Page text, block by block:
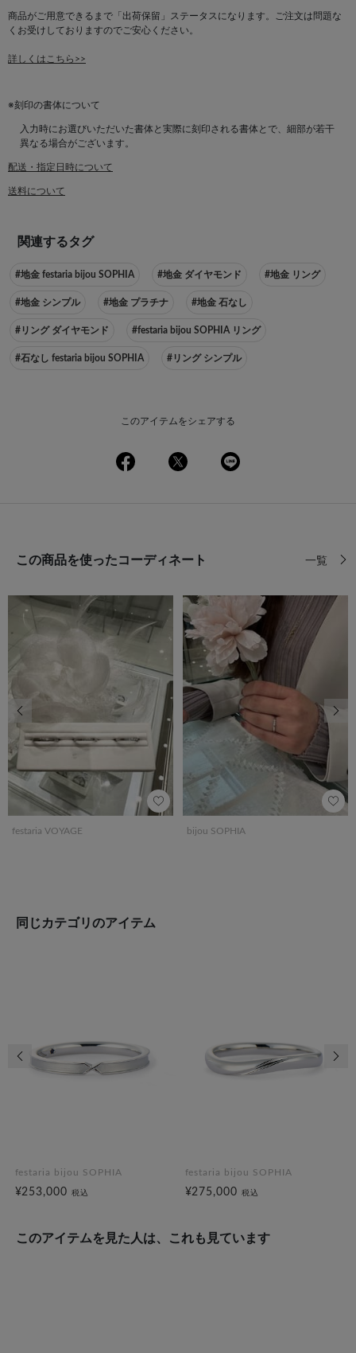
商品がご用意できるまで「出荷保留」ステータスになります。ご注文は問題な
くお受けしておりますのでご安心ください。
詳しくはこちら>>
※刻印の書体について
入力時にお選びいただいた書体と実際に刻印される書体とで、細部が若干
異なる場合がございます。
配送・指定日時について
送料について
関連するタグ
#地金 festaria bijou SOPHIA #地金 ダイヤモンド #地金 リング
#地金 シンプル #地金 プラチナ #地金 石なし
#リング ダイヤモンド #festaria bijou SOPHIA リング
#石なし festaria bijou SOPHIA #リング シンプル
このアイテムをシェアする
この商品を使ったコーディネート 一覧
festaria VOYAGE bijou SOPHIA
前の画像
同じカテゴリのアイテム
festaria bijou SOPHIA
¥253,000税込
festaria bijou SOPHIA
¥275,000税込
前の画像
このアイテムを見た人は、これも見ています